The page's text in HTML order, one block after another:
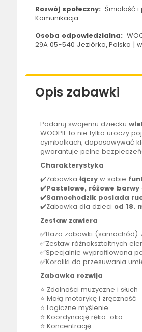
Rozwój społeczny: Śmiałość
Komunikacja
Osoba odpowiedzialna:
29A 05-540 Jeziórko, Polska |
Opis zabawki
Podaruj swojemu dziecku
WOOPIEto nie tylko uroczy
cymbałkach, dopasowywać
gwarantuje pełne
Charakterystyka
✔️Zabawka łączyw sobie
✔️️Pastelowe, różowe barwy
✔️️Samochodzik posiada
✔️Zabawka dla dzieci od 18.
Zestaw zawiera
✅Baza zabawki (samochód)
✅Zestaw różnokształtnych
✅Specjalnie wyprofilowana
✅Koraliki do przesuwania
Zabawka rozwija
⭐ Zdolności muzyczne i słuch
⭐ Małą motorykę i zręczność
⭐ Logiczne myślenie
⭐ Koordynację ręka-oko
⭐ Koncentrację